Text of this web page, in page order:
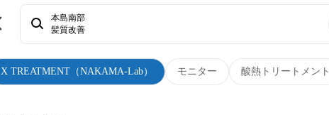
X TREATMENT（NAKAMA-Lab） モニター 酸熱トリートメント
本島南部
髪質改善